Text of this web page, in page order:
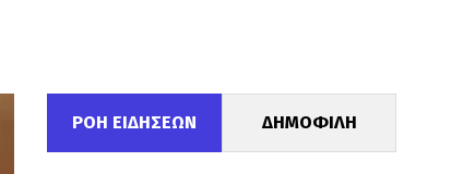
ΡΟΗ ΕΙΔΗΣΕΩΝ ΔΗΜΟΦΙΛΗ